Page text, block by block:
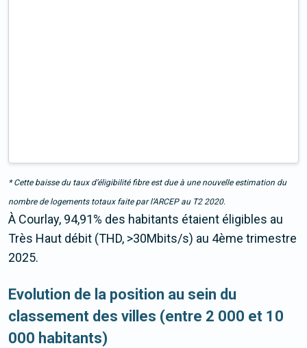
* Cette baisse du taux d’éligibilité fibre est due à une nouvelle estimation du
nombre de logements totaux faite par l’ARCEP au T2 2020.
À Courlay, 94,91% des habitants étaient éligibles au
Très Haut débit (THD, >30Mbits/s) au 4ème trimestre
2025.
Evolution de la position au sein du
classement des villes (entre 2 000 et 10
000 habitants)